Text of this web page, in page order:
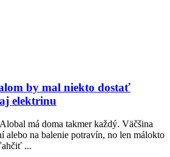
by mal niekto dostať
elektrinu
má doma takmer každý. Väčšina
alebo na balenie potravín, no len málokto
...